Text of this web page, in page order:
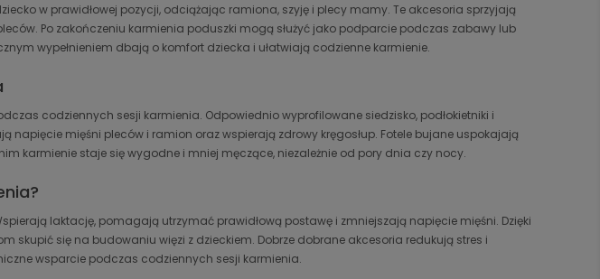
w prawidłowej pozycji, odciążając ramiona, szyję i plecy mamy. Te akcesoria sprzyjają
Po zakończeniu karmienia poduszki mogą służyć jako podparcie podczas zabawy lub
wypełnieniem dbają o komfort dziecka i ułatwiają codzienne karmienie.
codziennych sesji karmienia. Odpowiednio wyprofilowane siedzisko, podłokietniki i
mięśni pleców i ramion oraz wspierają zdrowy kręgosłup. Fotele bujane uspokajają
karmienie staje się wygodne i mniej męczące, niezależnie od pory dnia czy nocy.
laktację, pomagają utrzymać prawidłową postawę i zmniejszają napięcie mięśni. Dzięki
skupić się na budowaniu więzi z dzieckiem. Dobrze dobrane akcesoria redukują stres i
wsparcie podczas codziennych sesji karmienia.